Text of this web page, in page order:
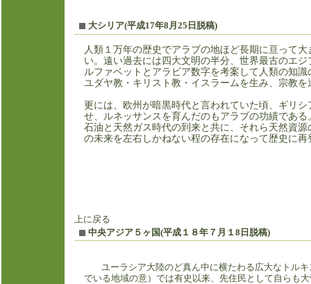
大シ リア(平成17年8月25日脱稿)
人類１万年の歴史でアラブの地ほど長期に亘って
い。遠い過去には四大文明の半分、世界最古のエ
ルファベットとアラビア数字を考案して人類の知
ユダヤ教・キリスト教・イスラームを生み、宗教
更には、欧州が暗黒時代と言われていた頃、ギリ
せ、ルネッサンスを育んだのもアラブの功績であ
石油と天然ガス時代の到来と共に、それら天然資
の未来を左右しかねない程の存在になって歴史に再
上に戻る
中央アジア５ヶ国(平成１８年７月１8日脱稿)
ユーラシア大陸のど真ん中に横たわる広大なトルキ
でいる地域の意）では有史以来、先住民として自らも